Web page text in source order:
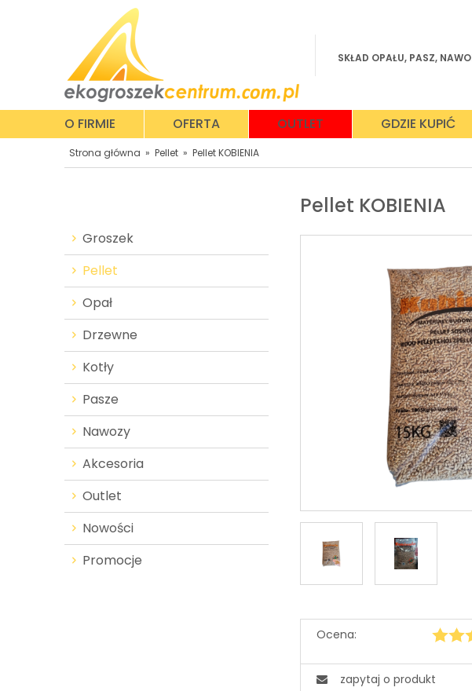
SKŁAD OPAŁU, PASZ,
O FIRMIE OFERTA OUTLET GDZIE KUPIĆ
Strona główna » Pellet » Pellet KOBIENIA
Groszek
Pellet
Opał
Drzewne
Kotły
Pasze
Nawozy
Akcesoria
Outlet
Nowości
Promocje
Pellet KOBIENIA
Ocena:
zapytaj o produkt